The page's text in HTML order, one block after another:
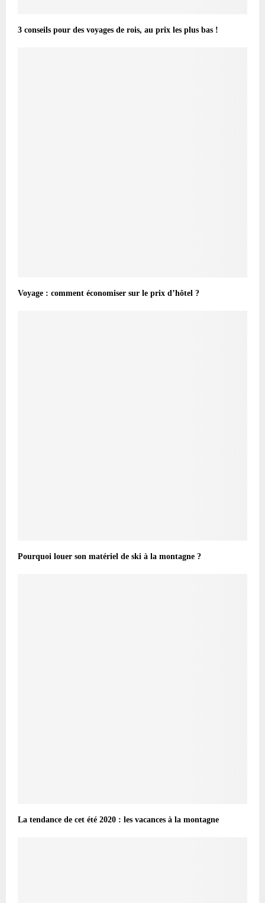
3 conseils pour des voyages de rois, au prix les plus bas !
Voyage : comment économiser sur le prix d’hôtel ?
Pourquoi louer son matériel de ski à la montagne ?
La tendance de cet été 2020 : les vacances à la montagne